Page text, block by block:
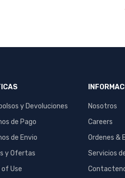
y Devoluciones
de Pago
de Envio
y Ofertas
of Use
Nosotros
Careers
Ordenes &
Servicios